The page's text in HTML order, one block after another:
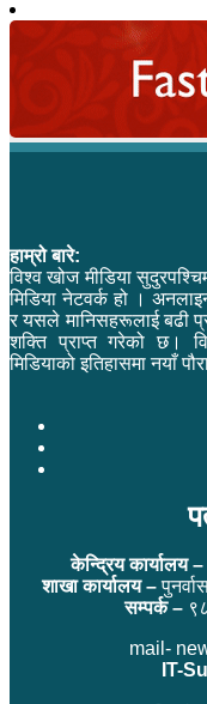
हाम्रो बारे:
विश्व खोज मीडिया
मिडिया नेटवर्क हो ।
र यसले मानिसहरूलाई बढी
शक्ति प्राप्त गरेको छ।
मिडियाको इतिहासमा नयाँ
केन्द्रिय कार्यालय –
शाखा कार्यालय –
सम्पर्क –
mail-
IT-